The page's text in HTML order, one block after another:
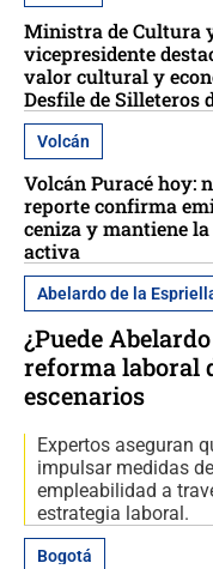
Ministra de Cultura
vicepresidente
valor cultural y
Desfile de Silleteros
Volcán
Volcán Puracé hoy:
reporte confirma
ceniza y mantiene
activa
Abelardo de la
¿Puede
reforma laboral
escenarios
Expertos aseguran
impulsar medidas
empleabilidad a
estrategia laboral.
Bogotá